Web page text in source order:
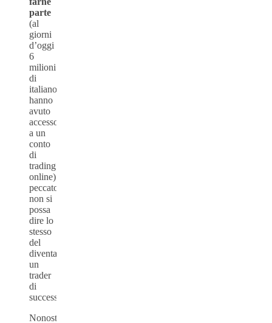
parte
(al
giorni
d’oggi
6
milioni
di
italiano
hanno
avuto
accesso
a un
conto
di
trading
online)
peccato
non si
possa
dire lo
stesso
del
diventare
un
trader
di
successo.
Nonostante